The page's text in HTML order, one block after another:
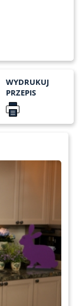
WYDRUKUJ
PRZEPIS